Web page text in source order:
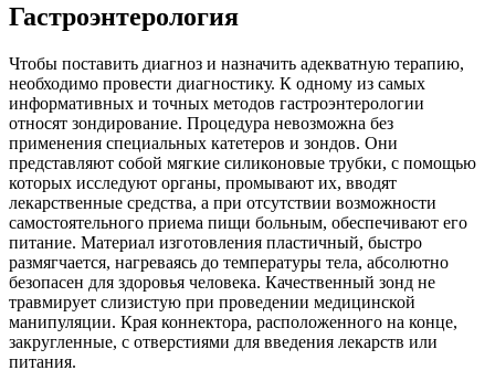
Гастроэнтерология
Чтобы поставить диагноз и назначить адекватную терапию,
необходимо провести диагностику. К одному из самых
информативных и точных методов гастроэнтерологии
относят зондирование. Процедура невозможна без
применения специальных катетеров и зондов. Они
представляют собой мягкие силиконовые трубки, с помощью
которых исследуют органы, промывают их, вводят
лекарственные средства, а при отсутствии возможности
самостоятельного приема пищи больным, обеспечивают его
питание. Материал изготовления пластичный, быстро
размягчается, нагреваясь до температуры тела, абсолютно
безопасен для здоровья человека. Качественный зонд не
травмирует слизистую при проведении медицинской
манипуляции. Края коннектора, расположенного на конце,
закругленные, с отверстиями для введения лекарств или
питания.